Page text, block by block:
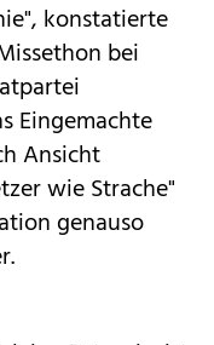
konstatierte
bei
Eingemachte
Ansicht
wie Strache"
genauso